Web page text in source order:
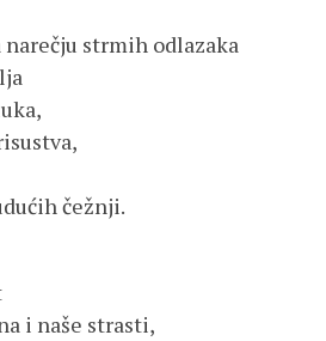
strmih odlazaka
čežnji.
i naše strasti,